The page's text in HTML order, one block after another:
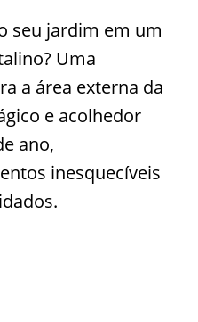
seu jardim em um
Uma
a área externa da
e acolhedor
ano,
inesquecíveis